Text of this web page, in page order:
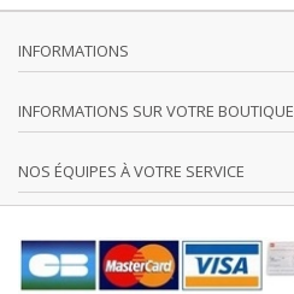
INFORMATIONS
INFORMATIONS SUR VOTRE BOUTIQUE
NOS ÉQUIPES À VOTRE SERVICE